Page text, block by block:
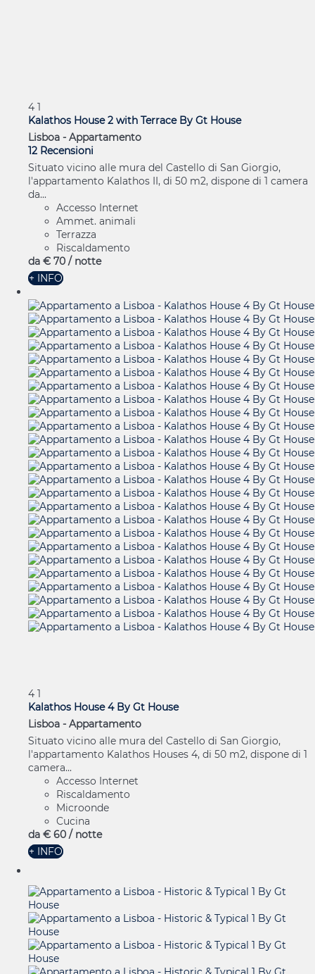
4 1
Kalathos House 2 with Terrace By Gt House
Lisboa - Appartamento
12 Recensioni
Situato vicino alle mura del Castello di San Giorgio,
l'appartamento Kalathos II, di 50 m2, dispone di 1 camera
da...
Accesso Internet
Ammet. animali
Terrazza
Riscaldamento
da € 70 / notte
+ INFO
4 1
Kalathos House 4 By Gt House
Lisboa - Appartamento
Situato vicino alle mura del Castello di San Giorgio,
l'appartamento Kalathos Houses 4, di 50 m2, dispone di 1
camera...
Accesso Internet
Riscaldamento
Microonde
Cucina
da € 60 / notte
+ INFO